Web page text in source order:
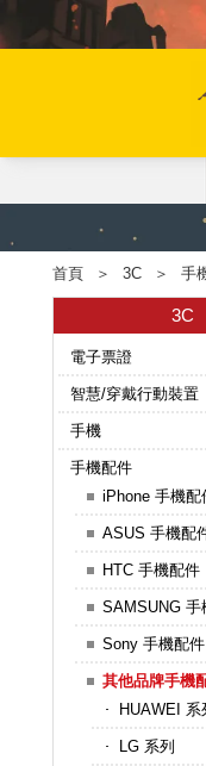
首頁 ＞ 3C ＞ 手
3C
電子票證
智慧/穿戴行動裝置
手機
手機配件
iPhone 手機配
ASUS 手機配
HTC 手機配件
SAMSUNG 手
Sony 手機配件
其他品牌手機
HUAWEI 系
LG 系列